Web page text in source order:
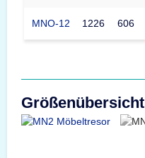
MNO-12 1226 606
Größenübersicht